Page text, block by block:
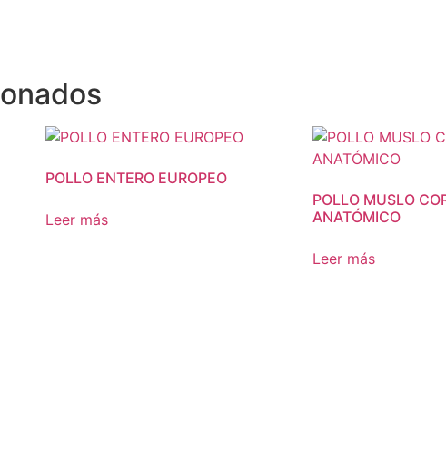
POLLO ENTERO EUROPEO
Leer más
POLLO MUSLO
ANATÓMICO
Leer más